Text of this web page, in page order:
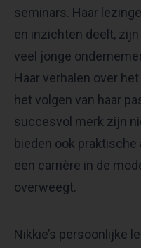
seminars. Haar
en inzichten deelt,
veel jonge
Haar verhalen over
het volgen van haar
succesvol merk zijn
bieden ook
een carrière in de
overweegt.
Nikkie’s persoonlijke